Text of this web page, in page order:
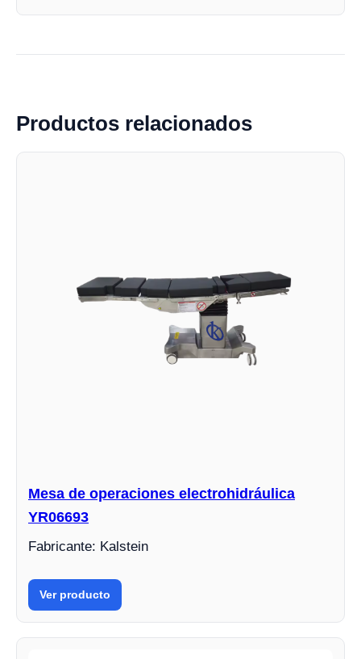
Productos relacionados
Mesa de operaciones electrohidráulica
YR06693
Fabricante: Kalstein
Ver producto